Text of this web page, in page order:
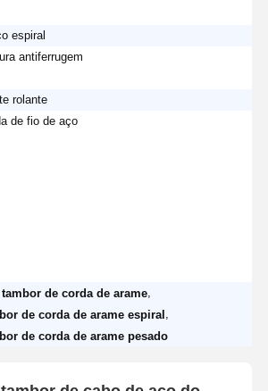
espiral
antiferrugem
rolante
de fio de aço
tambor de corda de arame
de corda de arame espiral
de corda de arame pesado